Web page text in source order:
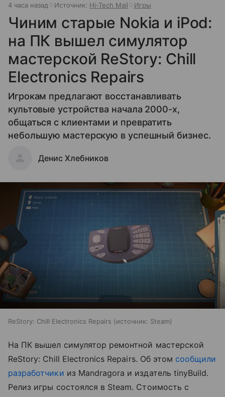
4 часа назад Источник: Hi-Tech Mail Игры
Чиним старые Nokia и iPod:
на ПК вышел симулятор
мастерской ReStory: Chill
Electronics Repairs
Игрокам предлагают восстанавливать
культовые устройства начала 2000-х,
общаться с клиентами и превратить
небольшую мастерскую в успешный бизнес.
Денис Хлебников
ReStory: Chill Electronics Repairs источник: Steam
На ПК вышел симулятор ремонтной мастерской
ReStory: Chill Electronics Repairs. Об этом сообщили
разработчики из Mandragora и издатель tinyBuild.
Релиз игры состоялся в Steam. Стоимость с